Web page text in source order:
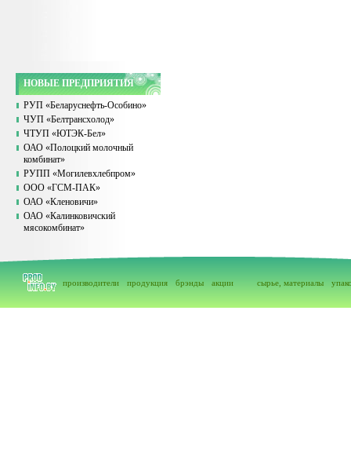
НОВЫЕ ПРЕДПРИЯТИЯ
РУП «Беларуснефть-Особино»
ЧУП «Белтрансхолод»
ЧТУП «ЮТЭК-Бел»
ОАО «Полоцкий молочный
комбинат»
РУПП «Могилевхлебпром»
ООО «ГСМ-ПАК»
ОАО «Кленовичи»
ОАО «Калинковичский
мясокомбинат»
производители продукция брэнды акции сырье, материалы